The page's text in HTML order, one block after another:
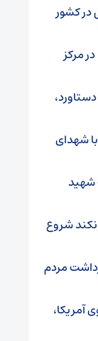
کشور
مرکز
شهدای
شهید
نکند شروع
مردم
آمریکا،